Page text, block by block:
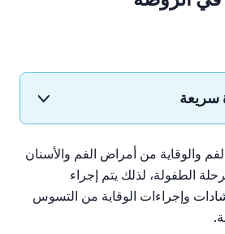
سريعة
والوقاية من أمراض الفم والأسنان
الطفولة، لذلك يتم إجراء
وإجراءات الوقاية من التسوس